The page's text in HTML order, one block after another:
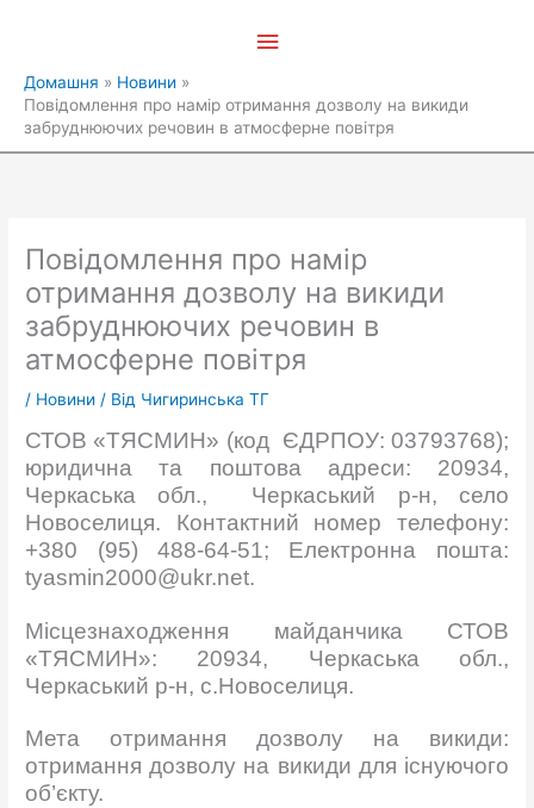
Домашня
Новини
Повідомлення про намір отримання дозволу на викиди
забруднюючих речовин в атмосферне повітря
Повідомлення про намір
отримання дозволу на викиди
забруднюючих речовин в
атмосферне повітря
/ Новини / Від Чигиринська ТГ
СТОВ «ТЯСМИН» (код ЄДРПОУ: 03793768);
юридична та поштова адреси: 20934,
Черкаська обл., Черкаський р-н, село
Новоселиця. Контактний номер телефону:
+380 (95) 488-64-51; Електронна пошта:
tyasmin2000@ukr.net.
Місцезнаходження майданчика СТОВ
«ТЯСМИН»: 20934, Черкаська обл.,
Черкаський р-н, с.Новоселиця.
Мета отримання дозволу на викиди:
отримання дозволу на викиди для існуючого
об’єкту.